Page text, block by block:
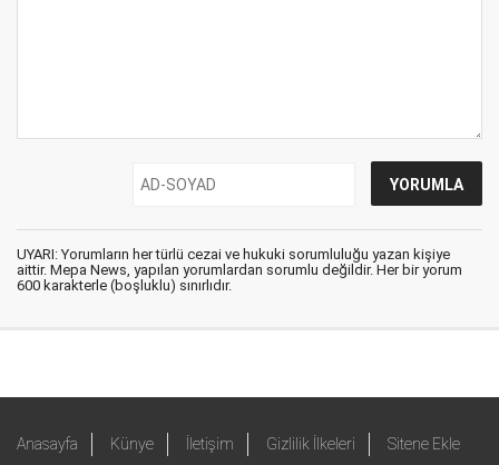
UYARI: Yorumların her türlü cezai ve hukuki sorumluluğu yazan kişiye
aittir. Mepa News, yapılan yorumlardan sorumlu değildir. Her bir yorum
600 karakterle (boşluklu) sınırlıdır.
Anasayfa Künye İletişim Gizlilik İlkeleri Sitene Ekle